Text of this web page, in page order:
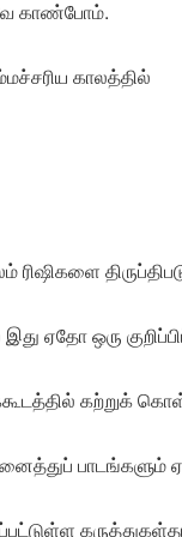
காண்போம்.
காலத்தில்
ரிஷிகளை
ஏதோ ஒரு
கற்றுக்
பாடங்களும்